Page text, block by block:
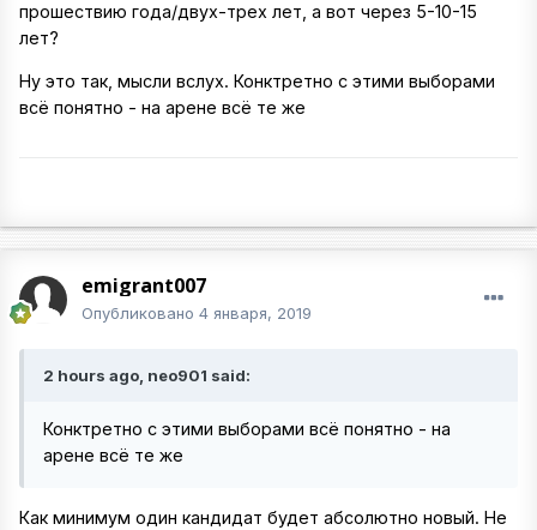
прошествию года/двух-трех лет, а вот через 5-10-15
лет?
Ну это так, мысли вслух. Конктретно с этими выборами
всё понятно - на арене всё те же
emigrant007
Опубликовано 4 января, 2019
2 hours ago, neo901 said:
Конктретно с этими выборами всё понятно - на
арене всё те же
Как минимум один кандидат будет абсолютно новый. Не